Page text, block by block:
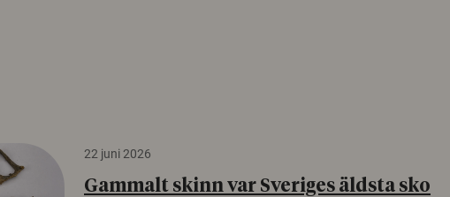
22 juni 2026
Gammalt skinn var Sveriges äldsta sko